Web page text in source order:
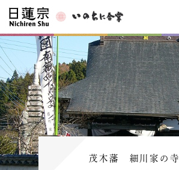
茂木藩 細川家の寺